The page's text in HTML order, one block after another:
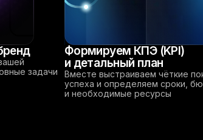
задачи
Формируем КПЭ (KPI)
и детальный план
Вместе выстраиваем чёткие
успеха и определяем сроки,
и необходимые ресурсы